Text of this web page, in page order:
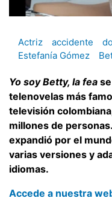
Actriz accidente
Estefanía Gómez
Yo soy Betty, la fea
telenovelas más
televisión
millones de
expandió por el
varias versiones y
idiomas.
Accede a nuestra